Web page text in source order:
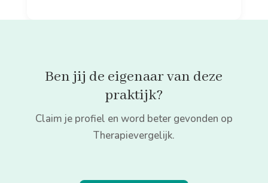
Ben jij de eigenaar van deze
praktijk?
Claim je profiel en word beter gevonden op
Therapievergelijk.